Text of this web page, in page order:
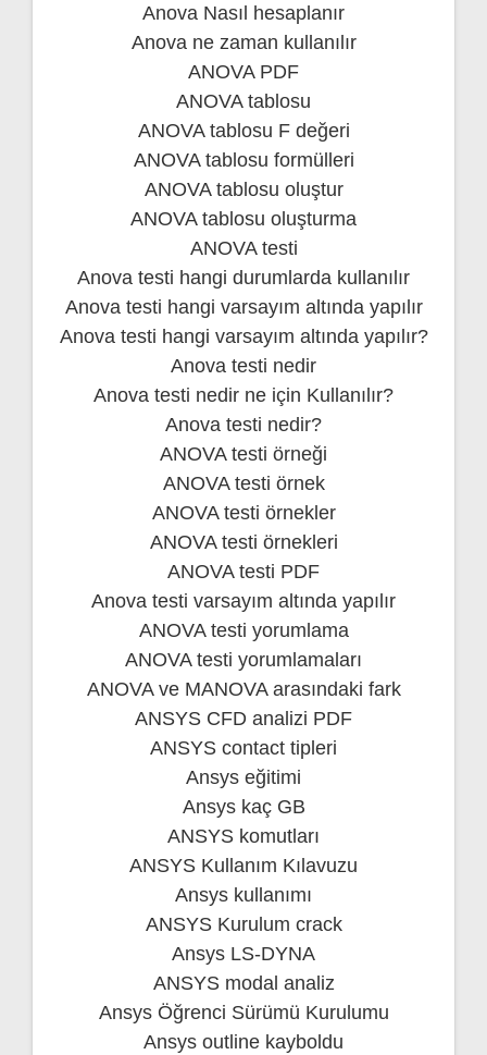
Anova Nasıl hesaplanır
Anova ne zaman kullanılır
ANOVA PDF
ANOVA tablosu
ANOVA tablosu F değeri
ANOVA tablosu formülleri
ANOVA tablosu oluştur
ANOVA tablosu oluşturma
ANOVA testi
Anova testi hangi durumlarda kullanılır
Anova testi hangi varsayım altında yapılır
Anova testi hangi varsayım altında yapılır?
Anova testi nedir
Anova testi nedir ne için Kullanılır?
Anova testi nedir?
ANOVA testi örneği
ANOVA testi örnek
ANOVA testi örnekler
ANOVA testi örnekleri
ANOVA testi PDF
Anova testi varsayım altında yapılır
ANOVA testi yorumlama
ANOVA testi yorumlamaları
ANOVA ve MANOVA arasındaki fark
ANSYS CFD analizi PDF
ANSYS contact tipleri
Ansys eğitimi
Ansys kaç GB
ANSYS komutları
ANSYS Kullanım Kılavuzu
Ansys kullanımı
ANSYS Kurulum crack
Ansys LS-DYNA
ANSYS modal analiz
Ansys Öğrenci Sürümü Kurulumu
Ansys outline kayboldu